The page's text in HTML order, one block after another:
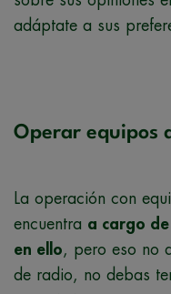
adáptate a sus
Operar equipos
La operación con
encuentra a cargo
en ello , pero eso no
de radio, no debas